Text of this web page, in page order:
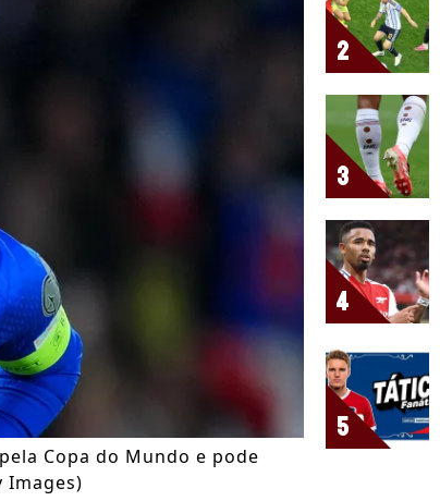
Copa do Mundo e pode
Images)
2
3
4
5